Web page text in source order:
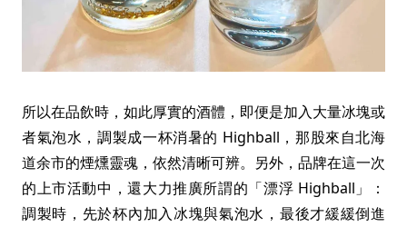
所以在品飲時，如此厚實的酒體，即便是加入大量冰塊或
者氣泡水，調製成一杯消暑的 Highball，那股來自北海
道余市的煙燻靈魂，依然清晰可辨。另外，品牌在這一次
的上市活動中，還大力推廣所謂的「漂浮 Highball」：
調製時，先於杯內加入冰塊與氣泡水，最後才緩緩倒進